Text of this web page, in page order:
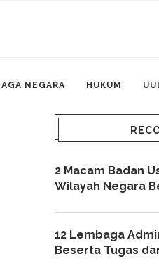
NEGARA HUKUM
2 Macam Badan
Wilayah Negara
12 Lembaga
Beserta Tugas